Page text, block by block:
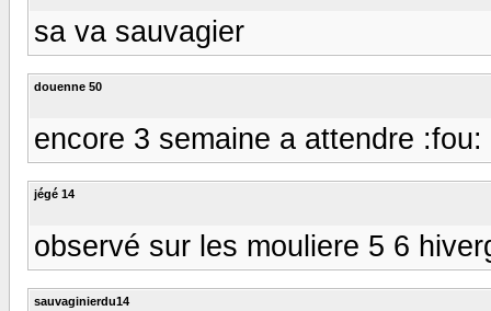
sa va sauvagier
douenne 50
encore 3 semaine a attendre :fou:
jégé 14
observé sur les mouliere 5 6
sauvaginierdu14